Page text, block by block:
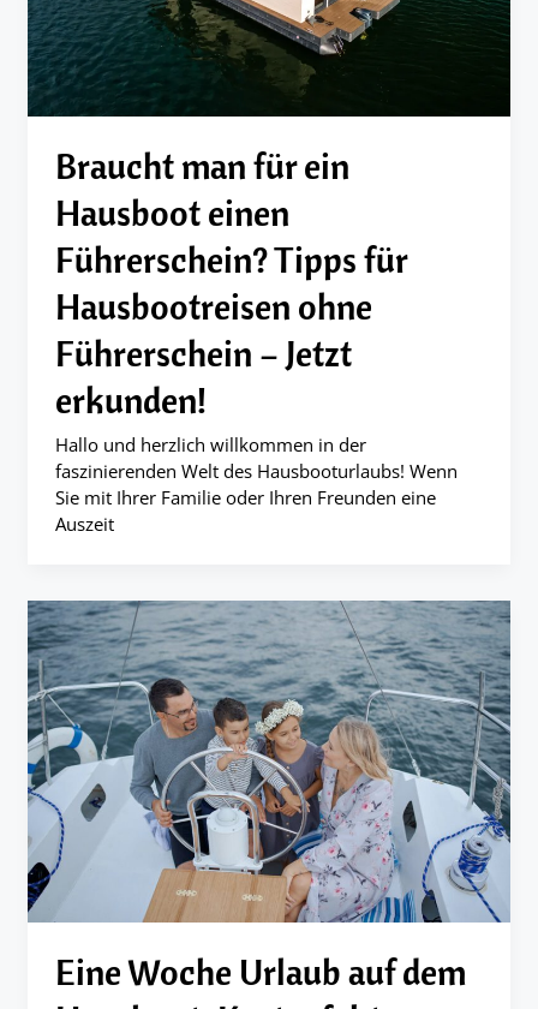
Braucht man für ein
Hausboot einen
Führerschein? Tipps für
Hausbootreisen ohne
Führerschein – Jetzt
erkunden!
Hallo und herzlich willkommen in der
faszinierenden Welt des Hausbooturlaubs! Wenn
Sie mit Ihrer Familie oder Ihren Freunden eine
Auszeit
Eine Woche Urlaub auf dem